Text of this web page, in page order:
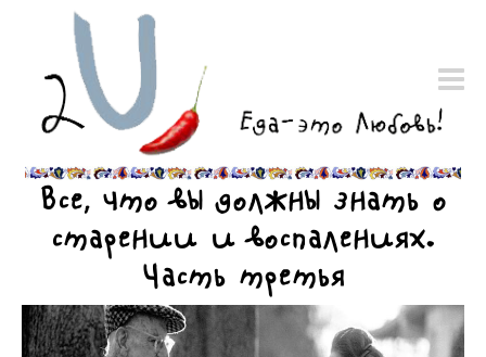
Все, что вы должны знать о
старении и воспалениях.
Часть третья